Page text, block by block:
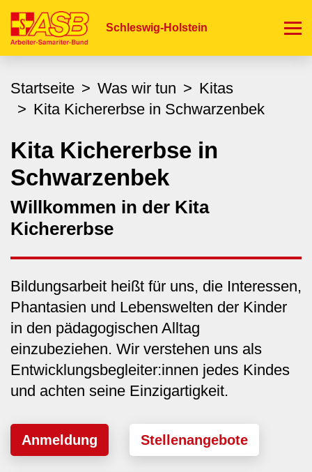
zum
Schleswig-Holstein
Startseite Was wir tun
Kitas
Kita Kichererbse in Schwarzenbek
Kita Kichererbse in
Schwarzenbek
Willkommen in der Kita
Kichererbse
Bildungsarbeit heißt für uns, die Interessen,
Phantasien und Lebenswelten der Kinder
in den pädagogischen Alltag
einzubeziehen. Wir verstehen uns als
Entwicklungsbegleiter:innen jedes Kindes
und achten seine Einzigartigkeit.
Anmeldung Stellenangebote